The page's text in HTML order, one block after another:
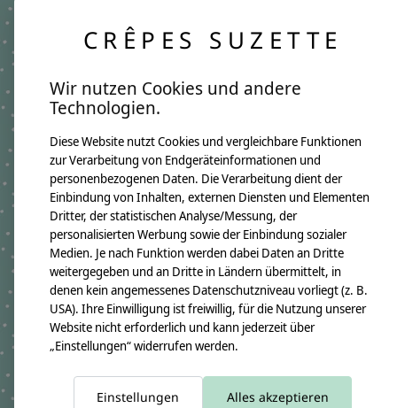
Kissen mit Namen
bestickt und einem
kleinen Bär auf Rosa
Vichy Karo
The rating of this product is
out of 5
€54,95 *
*Inkl. MwSt. zzgl.
Versandkosten
Namenskissen zur
Geburt mit Hase
€54,95 *
*Inkl. MwSt. zzgl.
Versandkosten
CRÊPES SUZETTE
Wir nutzen Cookies und andere
Technologien.
Diese Website nutzt Cookies und vergleichbare Funktionen
zur Verarbeitung von Endgeräteinformationen und
personenbezogenen Daten. Die Verarbeitung dient der
Einbindung von Inhalten, externen Diensten und Elementen
Dritter, der statistischen Analyse/Messung, der
personalisierten Werbung sowie der Einbindung sozialer
Medien. Je nach Funktion werden dabei Daten an Dritte
weitergegeben und an Dritte in Ländern übermittelt, in
denen kein angemessenes Datenschutzniveau vorliegt (z. B.
USA). Ihre Einwilligung ist freiwillig, für die Nutzung unserer
Website nicht erforderlich und kann jederzeit über
„Einstellungen“ widerrufen werden.
Einstellungen Alles akzeptieren